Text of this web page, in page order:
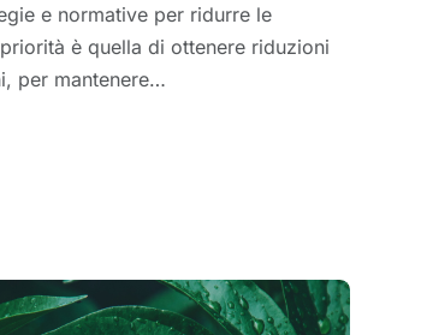
e normative per ridurre le
è quella di ottenere riduzioni
per mantenere…